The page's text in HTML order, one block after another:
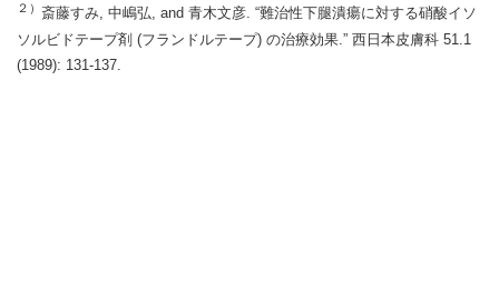
２） 斎藤すみ, 中嶋弘, and 青木文彦. “難治性下腿潰瘍に対する硝酸イソ
ソルビドテープ剤 (フランドルテープ) の治療効果.” 西日本皮膚科 51.1
(1989): 131-137.